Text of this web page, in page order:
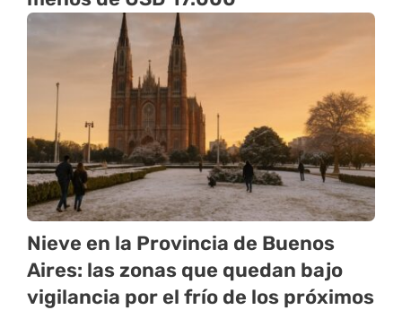
Nieve en la Provincia de Buenos
Aires: las zonas que quedan bajo
vigilancia por el frío de los próximos